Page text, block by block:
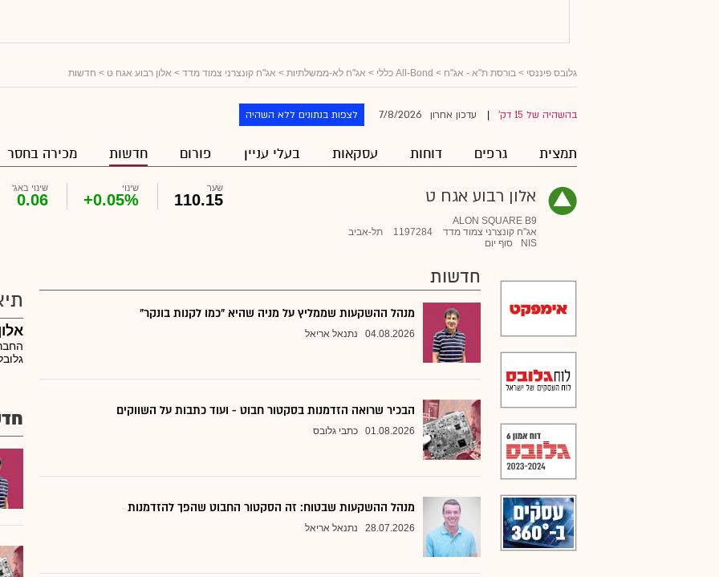
גלובס פיננסי > בורסת ת"א - אג"ח > All-Bond כללי > אג"ח לא-ממשלתיות > אג"ח קונצרני צמוד מדד > אלון רבוע אגח ט > חדשות
בהשהיה של 15 דק' עדכון אחרון 7/8/2026 לצפות בנתונים ללא השהיה
תמצית גרפים דוחות עסקאות בעלי עניין פורום חדשות מכירה בחסר
אלון רבוע אגח ט
ALON SQUARE B9
אג"ח קונצרני צמוד מדד
1197284
תל-אביב
NIS
סוף יום
שער
110.15
שינוי
+0.05%
שינוי באג'
0.06
חדשות
מנהל ההשקעות שממליץ על מניה שהיא "כמו לקנות בונקר"
04.08.2026 נתנאל אריאל
הבכיר שרואה הזדמנות בסקטור חבוט - ועוד כתבות על השווקים
01.08.2026 כתבי גלובס
מנהל ההשקעות שבטוח: זה הסקטור החבוט שהפך להזדמנות
28.07.2026 נתנאל אריאל